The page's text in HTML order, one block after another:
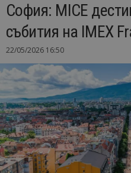
София: MICE
събития на IMEX
22/05/2026 16:50